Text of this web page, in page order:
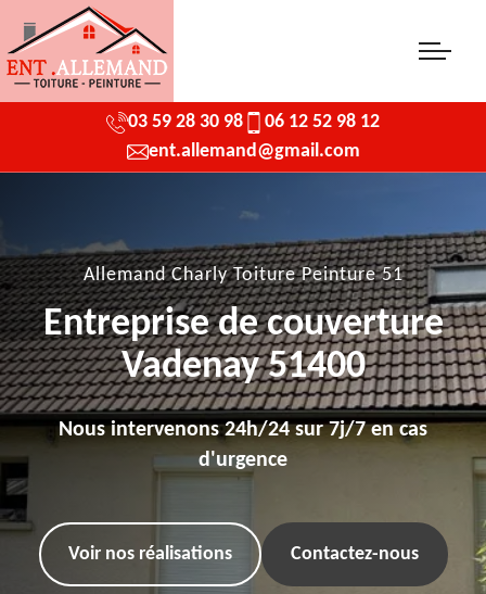
03 59 28 30 98
06 12 52 98 12
ent.allemand@gmail.com
Allemand Charly Toiture Peinture 51
Entreprise de couverture
Vadenay 51400
Nous intervenons 24h/24 sur 7j/7 en cas
d'urgence
Voir nos réalisations Contactez-nous